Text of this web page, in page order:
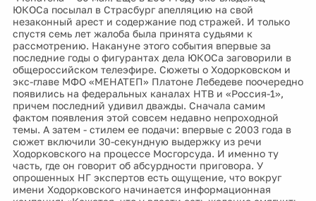
ЮКОСа посылал в Страсбург апелляцию на свой
незаконный арест и содержание под стражей. И только
спустя семь лет жалоба была принята судьями к
рассмотрению. Накануне этого события впервые за
последние годы о фигурантах дела ЮКОСа заговорили в
общероссийском телеэфире. Сюжеты о Ходорковском и
экс-главе МФО «МЕНАТЕП» Платоне Лебедеве поочередно
появились на федеральных каналах НТВ и «Россия-1»,
причем последний удивил дважды. Сначала самим
фактом появления этой совсем недавно непроходной
темы. А затем - стилем ее подачи: впервые с 2003 года в
сюжет включили 30-секундную выдержку из речи
Ходорковского на процессе Мосгорсуда. И именно ту
часть, где он говорит об абсурдности приговора. У
опрошенных НГ экспертов есть ощущение, что вокруг
имени Ходорковского начинается информационная